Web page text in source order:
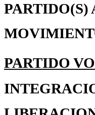
PARTIDO(S)
PARTIDO